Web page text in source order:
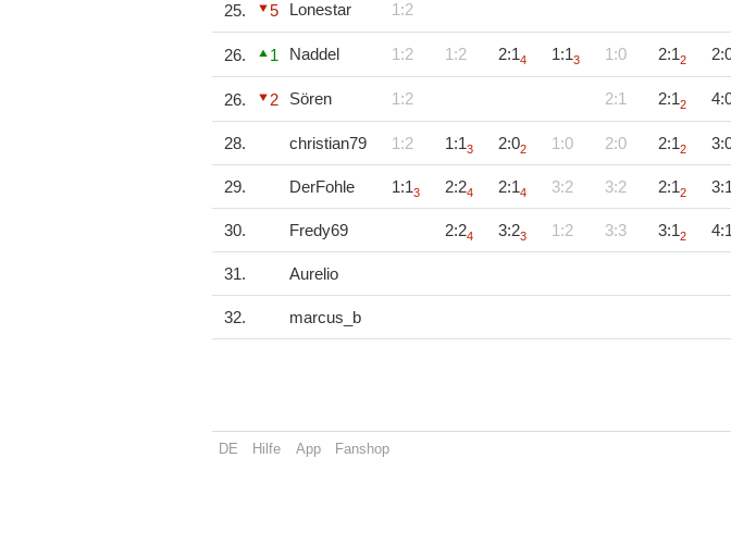
25. 5 Lonestar 1:2
26. 1 Naddel 1:2 1:2 2:14 1:13 1:0 2:12
26. 2 Sören 1:2 2:1 2:12
28. christian79 1:2 1:13 2:02 1:0 2:0 2:12
29. DerFohle 1:13 2:24 2:14 3:2 3:2 2:12
30. Fredy69 2:24 3:23 1:2 3:3 3:12
31. Aurelio
32. marcus_b
DE Hilfe App Fanshop